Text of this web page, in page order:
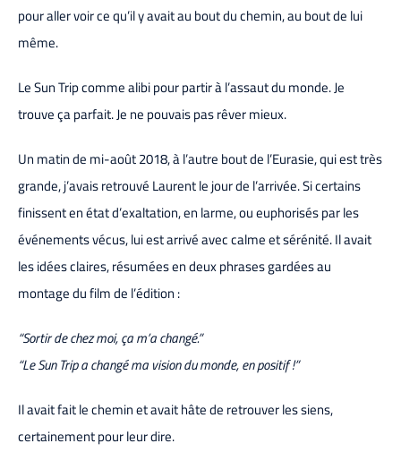
pour aller voir ce qu’il y avait au bout du chemin, au bout de lui
même.
Le Sun Trip comme alibi pour partir à l’assaut du monde. Je
trouve ça parfait. Je ne pouvais pas rêver mieux.
Un matin de mi-août 2018, à l’autre bout de l’Eurasie, qui est très
grande, j’avais retrouvé Laurent le jour de l’arrivée. Si certains
finissent en état d’exaltation, en larme, ou euphorisés par les
événements vécus, lui est arrivé avec calme et sérénité. Il avait
les idées claires, résumées en deux phrases gardées au
montage du film de l’édition :
“Sortir de chez moi, ça m’a changé.”
“Le Sun Trip a changé ma vision du monde, en positif !”
Il avait fait le chemin et avait hâte de retrouver les siens,
certainement pour leur dire.